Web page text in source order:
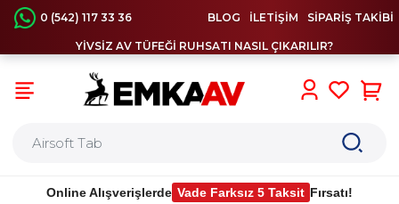
0 (542) 117 33 36 BLOG İLETİŞİM SİPARİŞ TAKİBİ
YİVSİZ AV TÜFEĞİ RUHSATI NASIL ÇIKARILIR?
Online Alışverişlerde Vade Farksız 5 Taksit Fırsatı!